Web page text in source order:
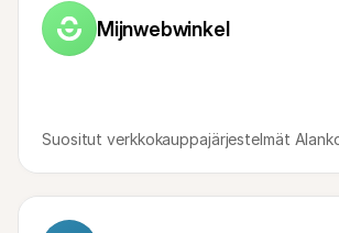
Mijnwebwinkel
Suositut verkkokauppajärjestelmät